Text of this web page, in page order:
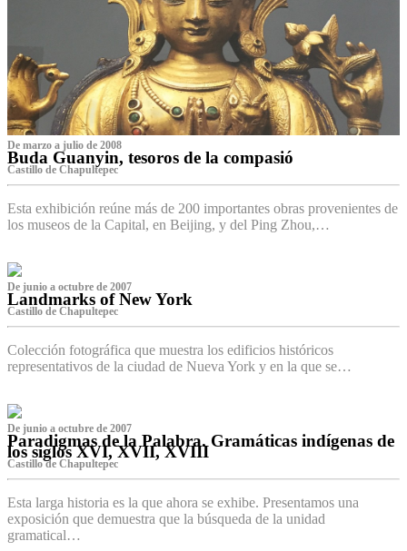
De marzo a julio de 2008
Buda Guanyin, tesoros de la compasió
Castillo de Chapultepec
Esta exhibición reúne más de 200 importantes obras provenientes de
los museos de la Capital, en Beijing, y del Ping Zhou,…
De junio a octubre de 2007
Landmarks of New York
Castillo de Chapultepec
Colección fotográfica que muestra los edificios históricos
representativos de la ciudad de Nueva York y en la que se…
De junio a octubre de 2007
Paradigmas de la Palabra. Gramáticas indígenas de
los siglos XVI, XVII, XVIII
Castillo de Chapultepec
Esta larga historia es la que ahora se exhibe. Presentamos una
exposición que demuestra que la búsqueda de la unidad
gramatical…